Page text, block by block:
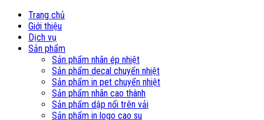
Trang chủ
Giới thiệu
Dịch vụ
Sản phẩm
Sản phẩm nhãn ép nhiệt
Sản phẩm decal chuyển nhiệt
Sản phẩm in pet chuyển nhiệt
Sản phẩm nhãn cao thành
Sản phẩm dập nổi trên vải
Sản phẩm in logo cao su